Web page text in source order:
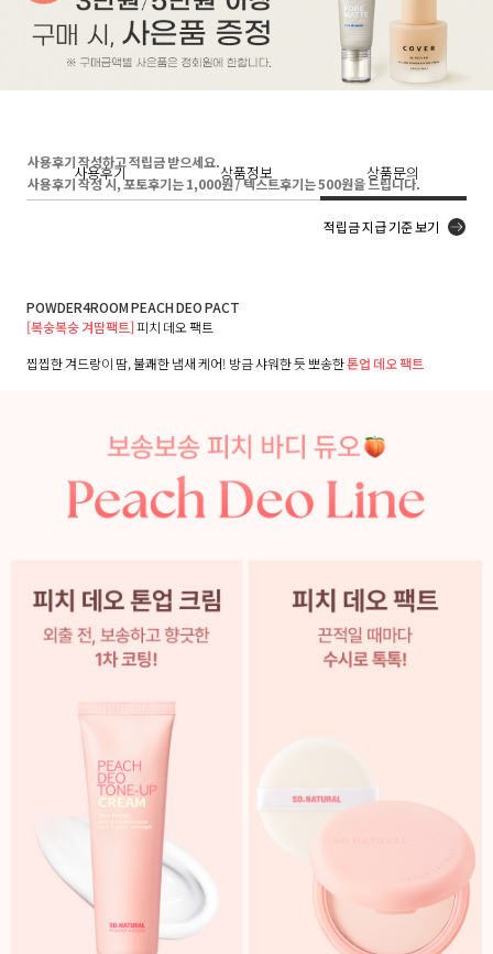
사용후기 상품정보 상품문의
사용후기 작성하고 적립금 받으세요.
사용후기 작성 시, 포토후기는 1,000원 / 텍스트후기는 500원을 드립니다.
적립금 지급 기준 보기
POWDER4ROOM PEACH DEO PACT
[복숭복숭 겨땀팩트]피치 데오 팩트
찝찝한 겨드랑이 땀, 불쾌한 냄새 케어! 방금 샤워한 듯 뽀송한톤업 데오 팩트